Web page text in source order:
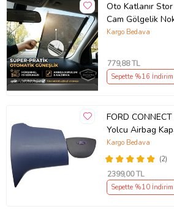
Oto Katlanır
Cam Gölgelik
Sürgülü Güneş
Kargo Bedava
779,88 TL
Sepette %16 İndirim
FORD
Yolcu Airbag
2014) İthal Üretim
(2)
Kargo Bedava
2399,00 TL
Sepette %10 İndirim